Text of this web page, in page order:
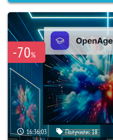
-70%
16:36:02 Получили:18